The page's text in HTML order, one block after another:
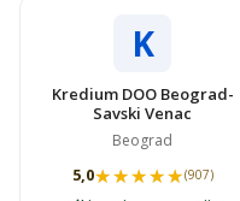
K
Kredium DOO Beograd-
Savski Venac
Beograd
5,0★★★★★
★★★★★(907)